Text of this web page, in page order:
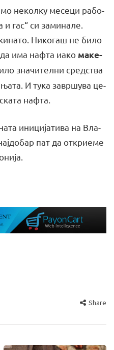
не­кол­ку ме­се­ци ра­бо­
гас“ си за­ми­на­ле.
Ни­ко­гаш не би­ло
има на­фта иа­ко ма­ке­
зна­чи­тел­ни средс­тва
И ту­ка за­вр­шу­ва це­
на­фта.
ини­ци­ја­ти­ва на Вла­
пат да откри­е­ме
Share